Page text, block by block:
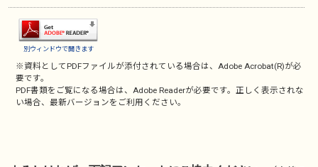
別ウィンドウで開きます
※資料としてPDFファイルが添付されている場合は、Adobe Acrobat(R)が必
要です。
PDF書類をご覧になる場合は、Adobe Readerが必要です。正しく表示されな
い場合、最新バージョンをご利用ください。